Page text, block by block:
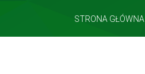
STRONA GŁÓWNA